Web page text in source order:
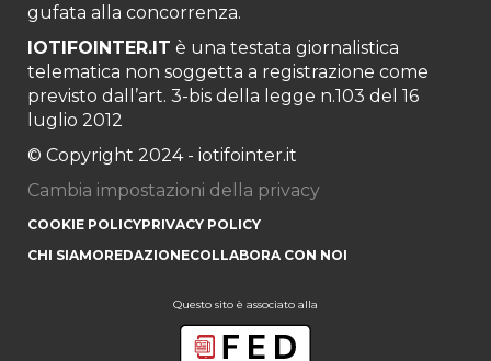
gufata alla concorrenza.
IOTIFOINTER.IT è una testata giornalistica
telematica non soggetta a registrazione come
previsto dall’art. 3-bis della legge n.103 del 16
luglio 2012
© Copyright 2024 - iotifointer.it
Cambia impostazioni della privacy
COOKIE POLICYPRIVACY POLICY
CHI SIAMOREDAZIONECOLLABORA CON NOI
Questo sito è associato alla